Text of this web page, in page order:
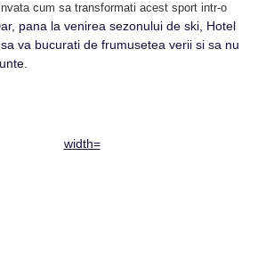
cum sa transformati acest sport intr-o
pana la venirea sezonului de ski, Hotel
va bucurati de frumusetea verii si sa nu